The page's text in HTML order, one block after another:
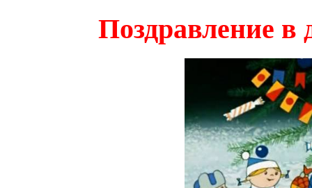
Поздравление в